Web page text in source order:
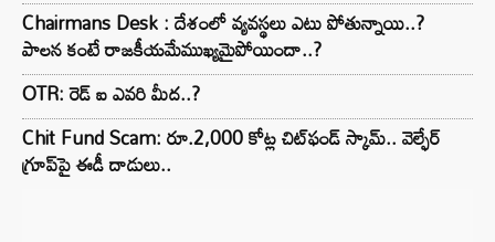
Chairmans Desk : దేశంలో వ్యవస్థలు ఎటు పోతున్నాయి..?
పాలన కంటే రాజకీయమేముఖ్యమైపోయిందా..?
OTR: రెడ్ ఐ ఎవరి మీద..?
Chit Fund Scam: రూ.2,000 కోట్ల చిట్‌ఫండ్ స్కామ్.. వెల్ఫేర్
గ్రూప్‌పై ఈడీ దాడులు..